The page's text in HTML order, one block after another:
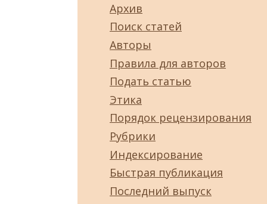
Архив
Поиск статей
Авторы
Правила для авторов
Подать статью
Этика
Порядок рецензирования
Рубрики
Индексирование
Быстрая публикация
Последний выпуск